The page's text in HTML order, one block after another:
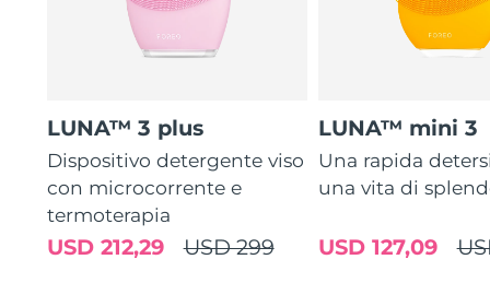
LUNA™ 3 plus
Dispositivo detergente viso
con microcorrente e
termoterapia
USD 299
USD 212,29
LUNA™ mini 3
Una rapida
una vita di
USD 127,09